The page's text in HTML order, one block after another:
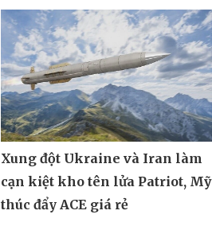
Xung đột Ukraine và Iran làm
cạn kiệt kho tên lửa Patriot, Mỹ
thúc đẩy ACE giá rẻ